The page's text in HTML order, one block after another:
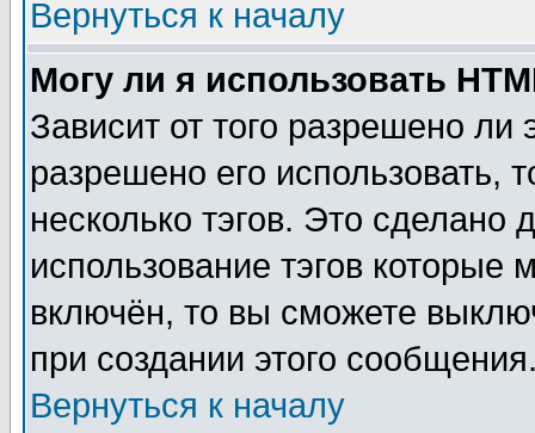
Вернуться к началу
Могу ли я использовать
Зависит от того разрешено
разрешено его использовать,
несколько тэгов. Это сделано
использование тэгов
включён, то вы сможете
при создании этого
Вернуться к началу